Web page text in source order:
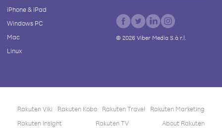
iPhone & iPad
Windows PC
Mac
Linux
© 2026Viber Media S.à r.l.
Rakuten Viki Rakuten Kobo Rakuten Travel
Rakuten Marketing
Rakuten Insight
Rakuten TV About Rakuten